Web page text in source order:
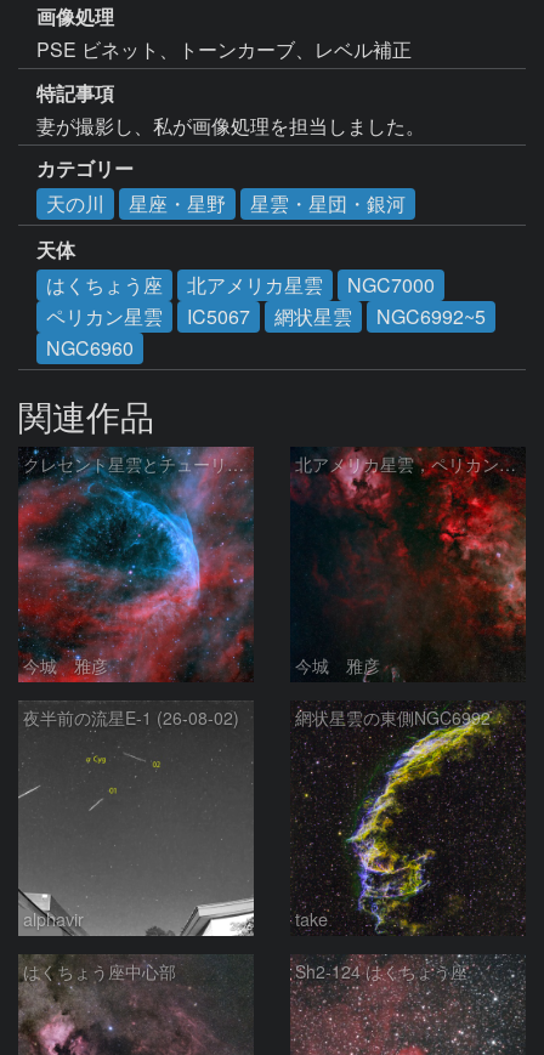
画像処理
特記事項
妻が撮影し、私が画像処理を担当しました。
カテゴリー
天の川
星座・星野
星雲・星団・銀河
天体
はくちょう座
北アメリカ星雲
NGC7000
ペリカン星雲
IC5067 網状星雲
NGC6992~5
NGC6960
関連作品
クレセント星雲とチューリップ星雲の真ん中あたりにある星雲 NGC6883 ???
今城 雅彦
北アメリカ星雲，ペリカン星雲，サドル付近，クレセント星雲，網状星雲・・・etc
今城 雅彦
夜半前の流星E-1 (26-08-02)
alphavir
網状星雲の東側NGC6992
take
はくちょう座中心部 Sh2-124 はくちょう座